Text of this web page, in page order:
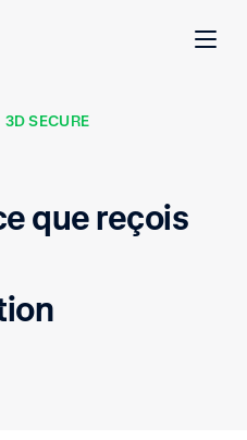
3D SECURE
que reçois